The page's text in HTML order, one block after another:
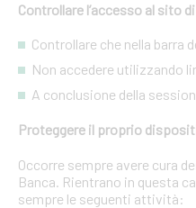
Controllare l’accesso al sito
Controllare che nella
Non accedere utilizzando
A conclusione della
Proteggere il proprio
Occorre sempre avere cura
Banca. Rientrano in questa
sempre le seguenti attività: